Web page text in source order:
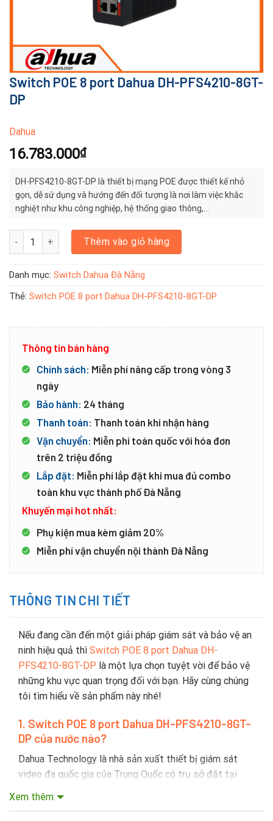
Switch POE 8 port Dahua DH-PFS4210-8GT-
DP
Dahua
16.783.000₫
DH-PFS4210-8GT-DP là thiết bị mạng POE được thiết kế nhỏ
gọn, dễ sử dụng và hướng đến đối tượng là nơi làm việc khắc
nghiệt như khu công nghiệp, hệ thống giao thông,…
Switch POE 8 port Dahua DH-PFS4210-8GT-DP số lượng
Thêm vào giỏ hàng
Danh mục: Switch Dahua Đà Nẵng
Thẻ: Switch POE 8 port Dahua DH-PFS4210-8GT-DP
Thông tin bán hàng
Chính sách: Miễn phí nâng cấp trong vòng 3
ngày
Bảo hành: 24 tháng
Thanh toán: Thanh toán khi nhận hàng
Vận chuyển: Miễn phí toàn quốc với hóa đơn
trên 2 triệu đồng
Lắp đặt: Miễn phí lắp đặt khi mua đủ combo
toàn khu vực thành phố Đà Nẵng
Khuyến mại hot nhất:
Phụ kiện mua kèm giảm 20%
Miễn phí vận chuyển nội thành Đà Nẵng
THÔNG TIN CHI TIẾT
Nếu đang cần đến một giải pháp giám sát và bảo vệ an
ninh hiệu quả thì Switch POE 8 port Dahua DH-
PFS4210-8GT-DP là một lựa chọn tuyệt vời để bảo vệ
những khu vực quan trọng đối với bạn. Hãy cùng chúng
tôi tìm hiểu về sản phẩm này nhé!
1. Switch POE 8 port Dahua DH-PFS4210-8GT-
DP của nước nào?
Dahua Technology là nhà sản xuất thiết bị giám sát
video đa quốc gia của Trung Quốc có trụ sở đặt tại
Xem thêm